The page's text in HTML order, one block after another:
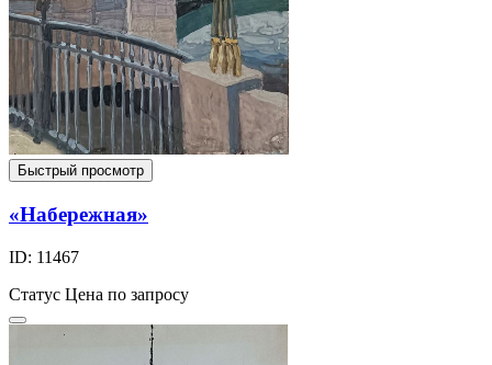
Быстрый просмотр
«Набережная»
ID: 11467
Статус Цена по запросу